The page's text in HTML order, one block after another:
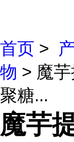
首页 >
物 > 魔
聚糖...
魔芋